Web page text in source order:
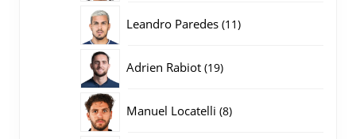
Leandro Paredes 1111
Adrien Rabiot 1919
Manuel Locatelli 88